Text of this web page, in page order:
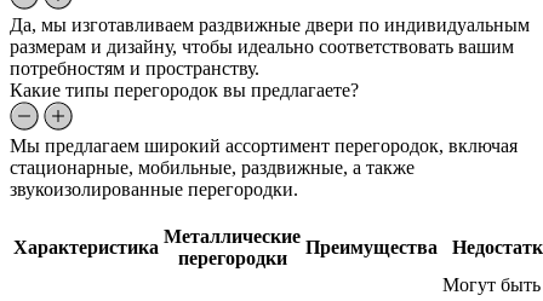
Да, мы изготавливаем раздвижные двери по индивидуальным
размерам и дизайну, чтобы идеально соответствовать вашим
потребностям и пространству.
Какие типы перегородок вы предлагаете?
Мы предлагаем широкий ассортимент перегородок, включая
стационарные, мобильные, раздвижные, а также
звукоизолированные перегородки.
Характеристика
Металлические
перегородки
Преимущества
Могут быть